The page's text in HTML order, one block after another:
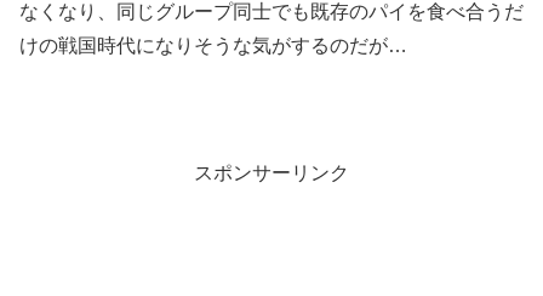
なくなり、同じグループ同士でも既存のパイを食べ合うだ
けの戦国時代になりそうな気がするのだが…
スポンサーリンク